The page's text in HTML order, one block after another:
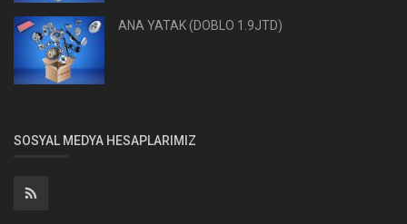
ANA YATAK (DOBLO 1.9JTD)
SOSYAL MEDYA HESAPLARIMIZ